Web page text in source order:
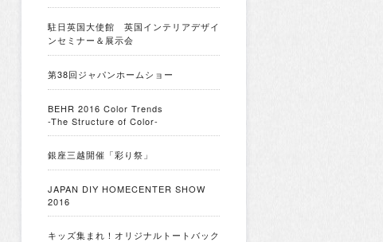
駐日英国大使館 英国インテリアデザイ
ンセミナー＆展示会
第38回ジャパンホームショー
BEHR 2016 Color Trends
-The Structure of Color-
銀座三越開催「彩り祭」
JAPAN DIY HOMECENTER SHOW
2016
キッズ集まれ！オリジナルトートバック